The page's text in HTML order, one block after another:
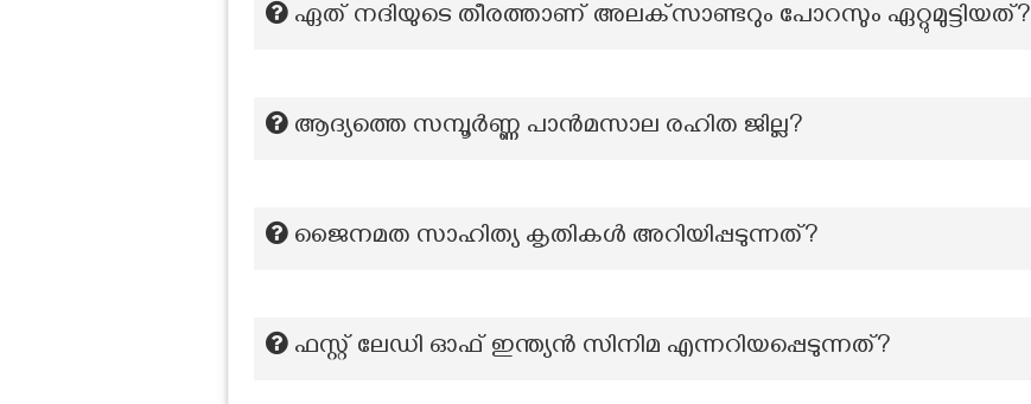
ഏത് നദിയുടെ തീരത്താണ് അലക്‌സാണ്ടറും പോറസും ഏറ്റുമുട്ടിയത്?
ആദ്യത്തെ സമ്പൂർണ്ണ പാൻമസാല രഹിത ജില്ല?
ജൈനമത സാഹിത്യ കൃതികൾ അറിയിപ്പടുന്നത്?
ഫസ്റ്റ് ലേഡി ഓഫ് ഇന്ത്യൻ സിനിമ എന്നറിയപ്പെടുന്നത്?